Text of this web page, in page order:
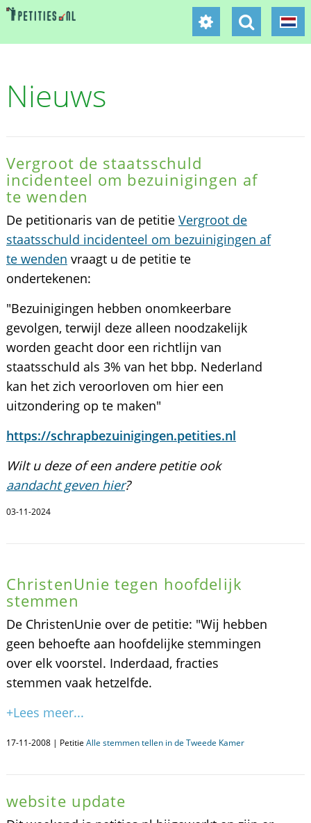
Nieuws
Vergroot de staatsschuld
incidenteel om bezuinigingen af
te wenden
De petitionaris van de petitie Vergroot de
staatsschuld incidenteel om bezuinigingen af
te wenden vraagt u de petitie te
ondertekenen:
"Bezuinigingen hebben onomkeerbare
gevolgen, terwijl deze alleen noodzakelijk
worden geacht door een richtlijn van
staatsschuld als 3% van het bbp. Nederland
kan het zich veroorloven om hier een
uitzondering op te maken"
https://schrapbezuinigingen.petities.nl
Wilt u deze of een andere petitie ook
aandacht geven hier?
03-11-2024
ChristenUnie tegen hoofdelijk
stemmen
De ChristenUnie over de petitie: "Wij hebben
geen behoefte aan hoofdelijke stemmingen
over elk voorstel. Inderdaad, fracties
stemmen vaak hetzelfde.
+Lees meer...
17-11-2008 | Petitie Alle stemmen tellen in de Tweede Kamer
website update